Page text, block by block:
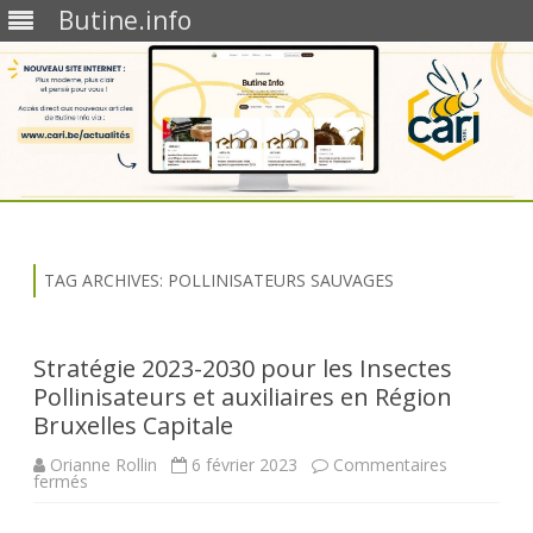
Butine.info
TAG ARCHIVES: POLLINISATEURS SAUVAGES
Stratégie 2023-2030 pour les Insectes
Pollinisateurs et auxiliaires en Région
Bruxelles Capitale
Orianne Rollin 6 février 2023 Commentaires
fermés